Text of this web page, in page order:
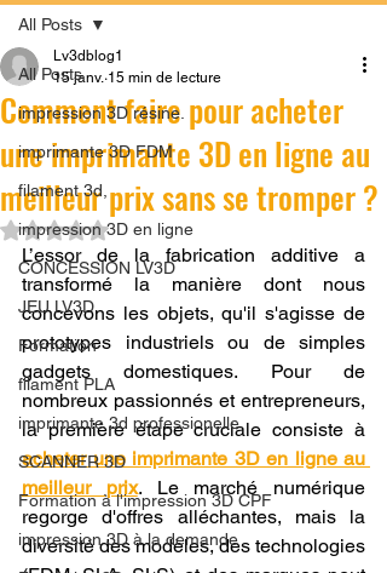
All Posts
impression 3D résine.
imprimante 3D FDM
filament 3d,
impression 3D en ligne
CONCESSION LV3D
JEU LV3D
Formation
filament PLA
imprimante 3d professionelle
SCANNER 3D
Formation à l'impression 3D CPF
impression 3D à la demande
All Posts
Comment faire pour acheter
une imprimante 3D en ligne au
meilleur prix sans se tromper ?
Lv3dblog1
15 janv. 15 min de lecture
Noté NaN étoiles sur 5.
L’essor de la fabrication additive a
transformé la manière dont nous
concevons les objets, qu'il s'agisse de
prototypes industriels ou de simples
gadgets domestiques. Pour de
nombreux passionnés et entrepreneurs,
acheter une imprimante 3D en ligne au
meilleur prix. Le marché numérique
regorge d'offres alléchantes, mais la
diversité des modèles, des technologies